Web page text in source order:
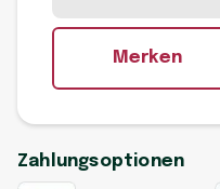
Merken
Zahlungsoptionen